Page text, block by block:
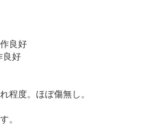
良好
良好
度。ほぼ傷無し。
。